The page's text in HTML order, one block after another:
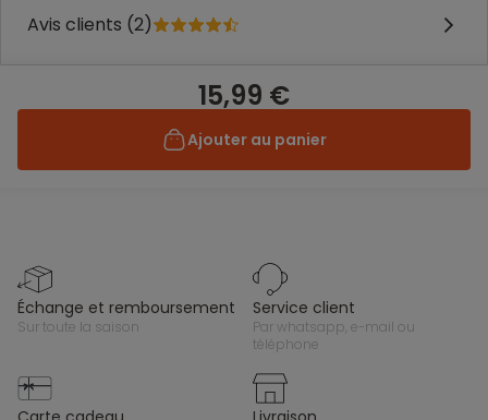
Avis clients (2)
15,99 €
Ajouter au panier
échange et remboursement
sur toute la saison
service client
par whatsapp, e-mail ou
téléphone